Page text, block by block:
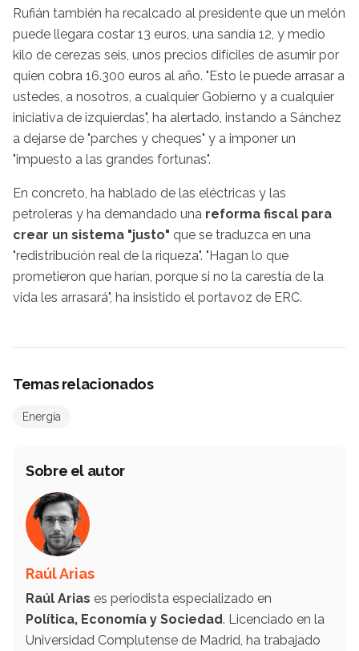
Rufián también ha recalcado al presidente que un melón
puede llegara costar 13 euros, una sandía 12, y medio
kilo de cerezas seis, unos precios difíciles de asumir por
quien cobra 16.300 euros al año. "Esto le puede arrasar a
ustedes, a nosotros, a cualquier Gobierno y a cualquier
iniciativa de izquierdas", ha alertado, instando a Sánchez
a dejarse de "parches y cheques" y a imponer un
"impuesto a las grandes fortunas".
En concreto, ha hablado de las eléctricas y las
petroleras y ha demandado una reforma fiscal para
crear un sistema "justo" que se traduzca en una
"redistribución real de la riqueza". "Hagan lo que
prometieron que harían, porque si no la carestía de la
vida les arrasará", ha insistido el portavoz de ERC.
Temas relacionados
Energía
Sobre el autor
Raúl Arias
Raúl Arias es periodista especializado en
Política, Economía y Sociedad. Licenciado en la
Universidad Complutense de Madrid, ha trabajado